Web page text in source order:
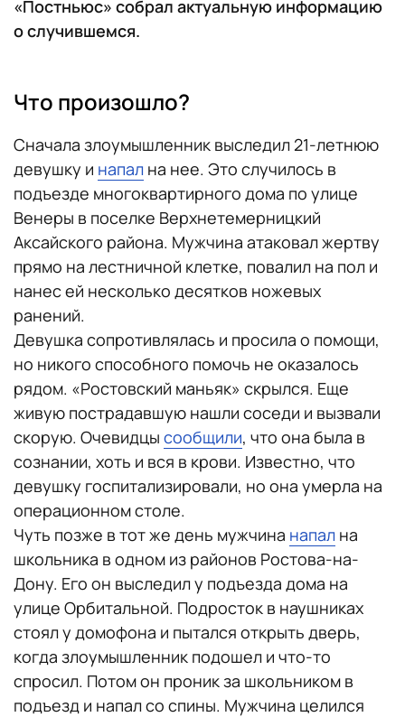
«Постньюс» собрал актуальную информацию
о случившемся.
Что произошло?
Сначала злоумышленник выследил 21-летнюю
девушку и напал на нее. Это случилось в
подъезде многоквартирного дома по улице
Венеры в поселке Верхнетемерницкий
Аксайского района. Мужчина атаковал жертву
прямо на лестничной клетке, повалил на пол и
нанес ей несколько десятков ножевых
ранений.
Девушка сопротивлялась и просила о помощи,
но никого способного помочь не оказалось
рядом. «Ростовский маньяк» скрылся. Еще
живую пострадавшую нашли соседи и вызвали
скорую. Очевидцы сообщили, что она была в
сознании, хоть и вся в крови. Известно, что
девушку госпитализировали, но она умерла на
операционном столе.
Чуть позже в тот же день мужчина напал на
школьника в одном из районов Ростова-на-
Дону. Его он выследил у подъезда дома на
улице Орбитальной. Подросток в наушниках
стоял у домофона и пытался открыть дверь,
когда злоумышленник подошел и что-то
спросил. Потом он проник за школьником в
подъезд и напал со спины. Мужчина целился